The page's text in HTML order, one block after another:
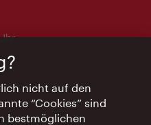
nicht auf den
“Cookies” sind
bestmöglichen